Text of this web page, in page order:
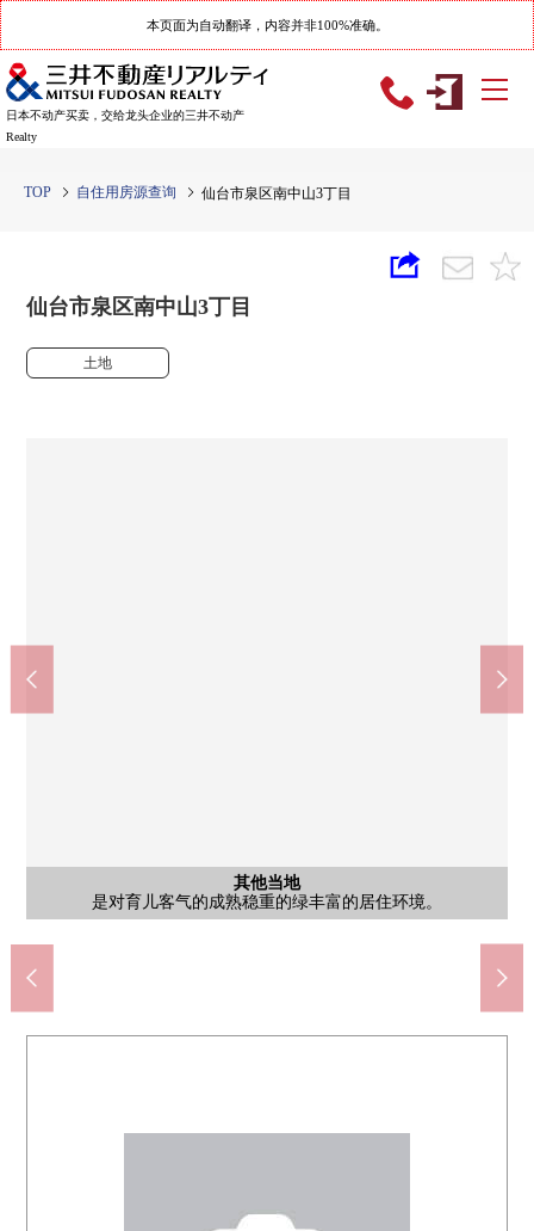
本页面为自动翻译，内容并非100%准确。
日本不动产买卖，交给龙头企业的三井不动产
Realty
TOP 自住用房源查询 仙台市泉区南中山3丁目
仙台市泉区南中山3丁目
土地
其他当地
是对育儿客气的成熟稳重的绿丰富的居住环境。
其他当地
是被给富裕的绿上色的清静的住宅区。
其他当地
只有郊外才有的绿是溢出来的居住环境。
其他当地
是得天独厚拥有滋润都心生活的富裕的绿的所在地。
含有前面道路的外观
因为是交通量的少的清静的住宅区所以沉着地可以度过。
含有前面道路的外观
前面道路变成宽敞的6m宽度，也容易做停车。
其他当地
是视野容易用平常的驾驶确保的6.0m道路。
其他当地
车辆的交错是顺利的6.0m道路。
含有前面道路的外观
为作为FLAT的用地以及道路，自行车进入也顺利。
其他当地
是绿丰富的四季各有特色的自然舒适的居住环境。
其他当地
是被给四季的变化上色的清静的街景。
其他当地
位于清静的住宅区，被维修保养的街景被形成。
其他当地
市镇和家上演舒服的生活。
含有前面道路的外观
前面道路
其他当地
其他当地
其他当地
其他当地
其他当地
其他当地
仙台市立南中山小学(约800m)
步行10分钟
仙台市立南中山中学(约870m)
步行11分钟
"南中山3丁目"停(市营)(约500m)
停歩7分
南中山3丁目公园(约160m)
步行2分钟
杜的都信贷银行(泉中山分店)(约420m)
步行6分钟
MINISTOP仙台南中山商店(约440m)
步行6分钟
泉南中山邮局(约540m)
步行7分钟
长命的ka山冈内科诊所(约600m)
步行8分钟
仙台市泉区南中山儿童Center(约720m)
步行9分钟
Youk-Benimaru南中山商店(约730m)
步行10分钟
CAWACHI药品长命丘商店(约830m)
步行11分钟
松本清长寿ka山冈中央商店(约920m)
步行12分钟